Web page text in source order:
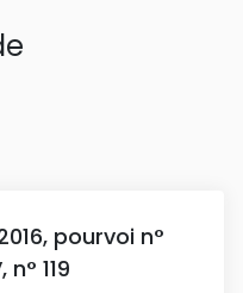
pourvoi n°
n° 119